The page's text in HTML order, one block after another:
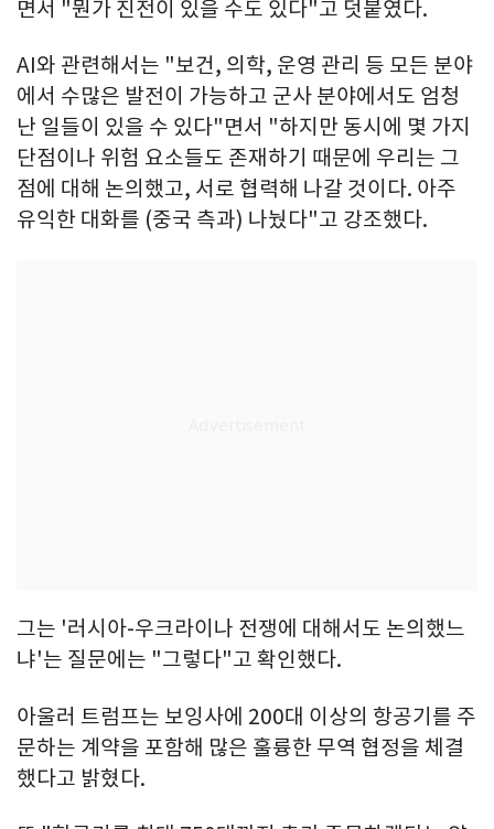
면서 "뭔가 진전이 있을 수도 있다"고 덧붙였다.
AI와 관련해서는 "보건, 의학, 운영 관리 등 모든 분야
에서 수많은 발전이 가능하고 군사 분야에서도 엄청
난 일들이 있을 수 있다"면서 "하지만 동시에 몇 가지
단점이나 위험 요소들도 존재하기 때문에 우리는 그
점에 대해 논의했고, 서로 협력해 나갈 것이다. 아주
유익한 대화를 (중국 측과) 나눴다"고 강조했다.
그는 '러시아-우크라이나 전쟁에 대해서도 논의했느
냐'는 질문에는 "그렇다"고 확인했다.
아울러 트럼프는 보잉사에 200대 이상의 항공기를 주
문하는 계약을 포함해 많은 훌륭한 무역 협정을 체결
했다고 밝혔다.